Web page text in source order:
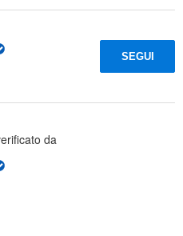
SEGUI
da